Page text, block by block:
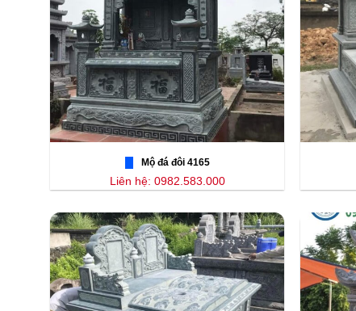
Mộ đá đôi 4165
Liên hệ: 0982.583.000